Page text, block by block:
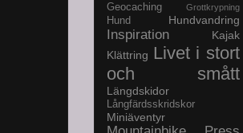
Geocaching Grottkrypning
Hund Hundvandring
Inspiration
Kajak
Klättring Livet i stort
och smått
Längdskidor
Långfärdsskridskor
Miniäventyr